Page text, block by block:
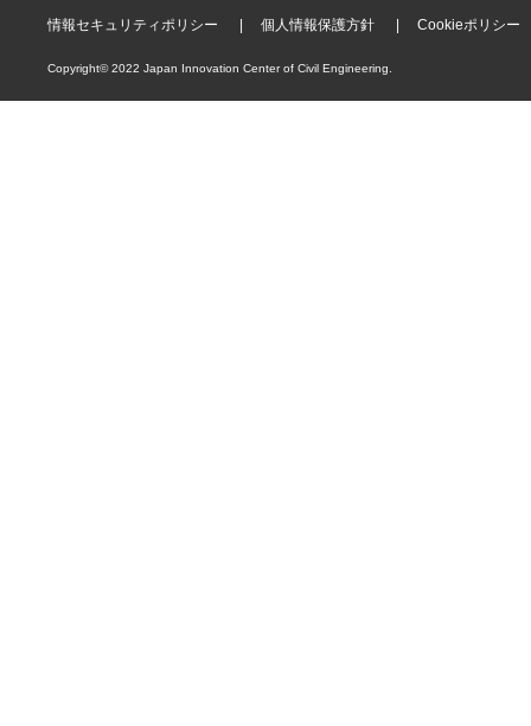
情報セキュリティポリシー 個人情報保護方針 Cookieポリシー
Copyright© 2022 Japan Innovation Center of Civil Engineering.